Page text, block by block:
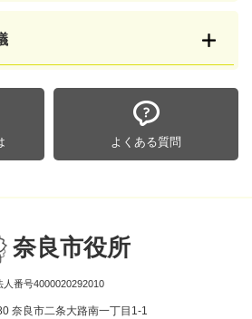
よくある質問
奈良市役所
人番号4000020292010
奈良市二条大路南一丁目1-1